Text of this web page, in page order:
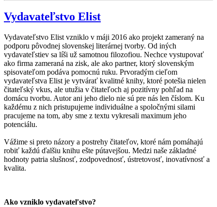
Vydavateľstvo Elist
Vydavateľstvo Elist vzniklo v máji 2016 ako projekt zameraný na
podporu pôvodnej slovenskej literárnej tvorby. Od iných
vydavateľstiev sa líši už samotnou filozofiou. Nechce vystupovať
ako firma zameraná na zisk, ale ako partner, ktorý slovenským
spisovateľom podáva pomocnú ruku. Prvoradým cieľom
vydavateľstva Elist je vytvárať kvalitné knihy, ktoré potešia nielen
čitateľský vkus, ale utužia v čitateľoch aj pozitívny pohľad na
domácu tvorbu. Autor ani jeho dielo nie sú pre nás len číslom. Ku
každému z nich pristupujeme individuálne a spoločnými silami
pracujeme na tom, aby sme z textu vykresali maximum jeho
potenciálu.
Vážime si preto názory a postrehy čitateľov, ktoré nám pomáhajú
robiť každú ďalšiu knihu ešte pútavejšou. Medzi naše základné
hodnoty patria slušnosť, zodpovednosť, ústretovosť, inovatívnosť a
kvalita.
Ako vzniklo vydavateľstvo?